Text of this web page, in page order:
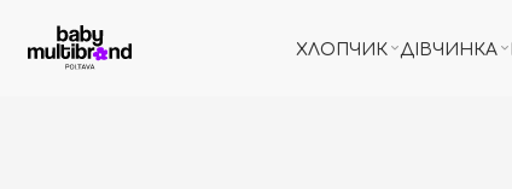
ХЛОПЧИК ДІВЧИНКА